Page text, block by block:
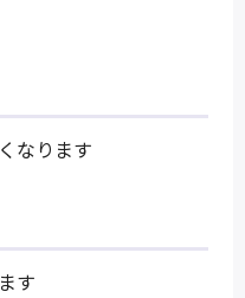
なります
す